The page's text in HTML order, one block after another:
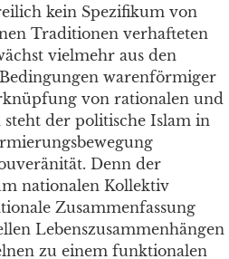
kein Spezifikum von
Traditionen verhafteten
vielmehr aus den
warenförmiger
von rationalen und
der politische Islam in
Denn der
nationalen Kollektiv
Zusammenfassung
Lebenszusammenhängen
zu einem funktionalen